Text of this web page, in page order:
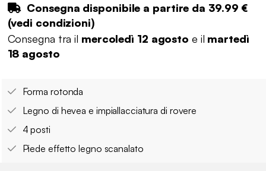
Consegna disponibile a partire da 39.99 €
(vedi condizioni)
Consegna tra il mercoledì 12 agosto e il martedì
18 agosto
Forma rotonda
Legno di hevea e impiallacciatura di rovere
4 posti
Piede effetto legno scanalato